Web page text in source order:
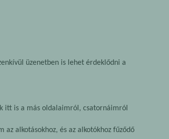
üzenetben is lehet érdeklődni a
itt is a más oldalaimról, csatornáimról
alkotásokhoz, és az alkotókhoz fűződő